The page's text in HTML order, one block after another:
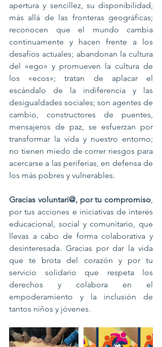
apertura y sencillez, su disponibilidad,
más allá de las fronteras geográficas;
reconocen que el mundo cambia
continuamente y hacen frente a los
desafíos actuales; abandonan la cultura
del «ego» y promueven la cultura de
los «ecos»; tratan de aplacar el
escándalo de la indiferencia y las
desigualdades sociales; son agentes de
cambio, constructores de puentes,
mensajeros de paz, se esfuerzan por
transformar la vida y nuestro entorno;
no tienen miedo de correr riesgos para
acercarse a las periferias, en defensa de
los más pobres y vulnerables.
Gracias voluntari@, por tu compromiso,
por tus acciones e iniciativas de interés
educacional, social y comunitario, que
llevas a cabo de forma colaborativa y
desinteresada. Gracias por dar la vida
que te brota del corazón y por tu
servicio solidario que respeta los
derechos y colabora en el
empoderamiento y la inclusión de
tantos niños y jóvenes.